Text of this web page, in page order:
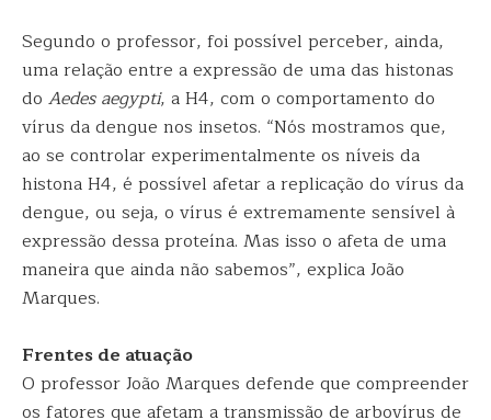
Segundo o professor, foi possível perceber, ainda,
uma relação entre a expressão de uma das histonas
do Aedes aegypti, a H4, com o comportamento do
vírus da dengue nos insetos. “Nós mostramos que,
ao se controlar experimentalmente os níveis da
histona H4, é possível afetar a replicação do vírus da
dengue, ou seja, o vírus é extremamente sensível à
expressão dessa proteína. Mas isso o afeta de uma
maneira que ainda não sabemos”, explica João
Marques.
Frentes de atuação
O professor João Marques defende que compreender
os fatores que afetam a transmissão de arbovírus de